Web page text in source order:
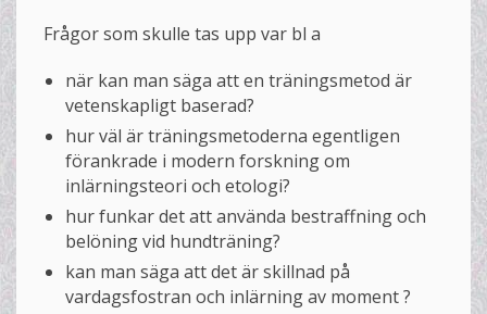
Frågor som skulle tas upp var bl a
när kan man säga att en träningsmetod är
vetenskapligt baserad?
hur väl är träningsmetoderna egentligen
förankrade i modern forskning om
inlärningsteori och etologi?
hur funkar det att använda bestraffning och
belöning vid hundträning?
kan man säga att det är skillnad på
vardagsfostran och inlärning av moment ?